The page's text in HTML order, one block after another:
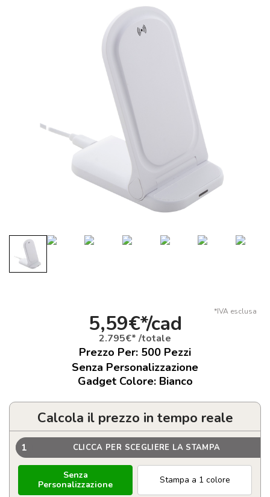
*IVA esclusa
5,59€*/cad
2.795€* /totale
Prezzo Per: 500 Pezzi
Senza Personalizzazione
Gadget Colore: Bianco
Calcola il prezzo in tempo reale
1 CLICCA PER SCEGLIERE LA STAMPA
Senza
Personalizzazione
Stampa a 1 colore